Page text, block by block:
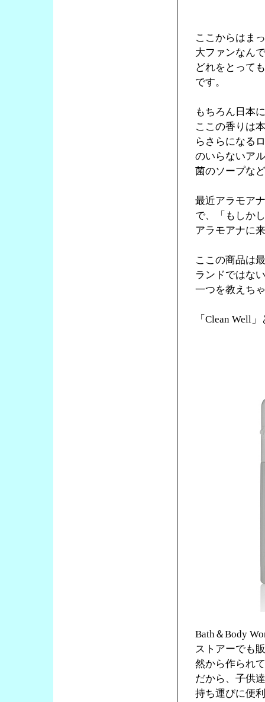
ここからはま
大ファンなん
どれをとって
です。
もちろん日本
ここの香りは
らさらになる
のいらないア
菌のソープな
最近アラモア
で、「もしか
アラモアナに
ここの商品は
ランドではな
一つを教えち
「Clean Well
Bath＆Body
ストアーでも
然から作られ
だから、子供
持ち運びに便